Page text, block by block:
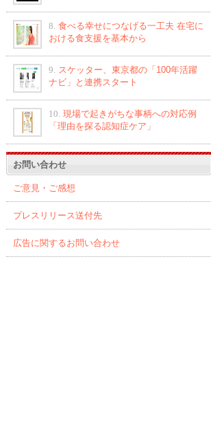
8. 食べる幸せにつなげる一工夫 在宅に
おける食支援を基本から
9.
スケッター、東京都の「100年活躍
ナビ」と連携スタート
10. 現場で起きがちな事柄への対応例
「理由を探る認知症ケア」
お問い合わせ
ご意見・ご感想
プレスリリース送付先
広告に関するお問い合わせ